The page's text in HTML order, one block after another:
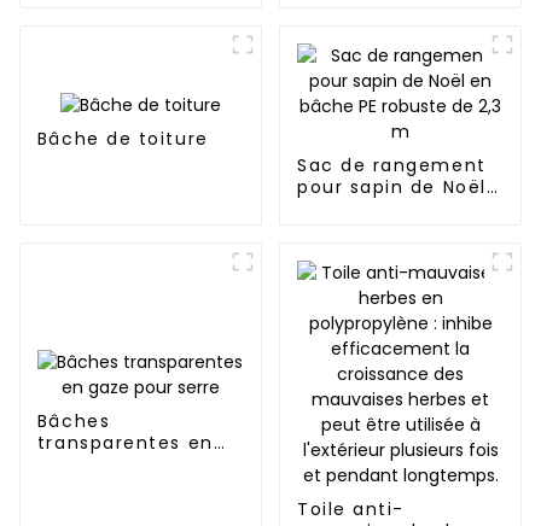
Bâche de toiture
Sac de rangement
pour sapin de Noël
Bâches
transparentes en
Toile anti-